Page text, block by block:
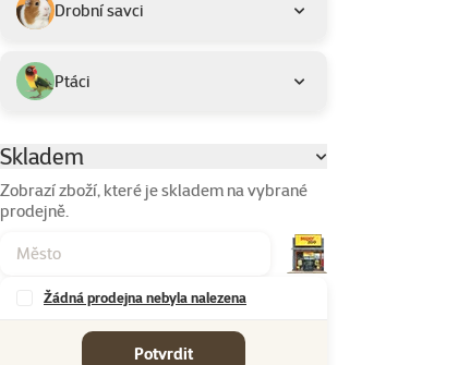
Drobní savci
Ptáci
Parametrický filtr
Skladem
Zobrazí zboží, které je skladem na vybrané
prodejně.
Žádná prodejna nebyla nalezena
Potvrdit